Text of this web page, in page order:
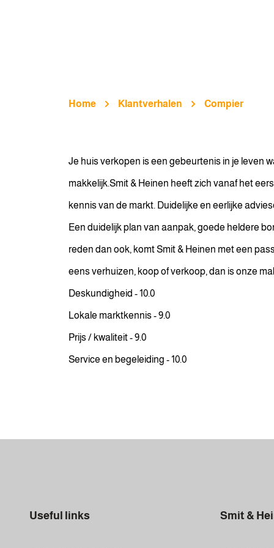
Home Klantverhalen Compier
Je huis verkopen is een gebeurtenis in je leven
makkelijk.Smit & Heinen heeft zich vanaf het
kennis van de markt. Duidelijke en eerlijke
Een duidelijk plan van aanpak, goede heldere
reden dan ook, komt Smit & Heinen met een
eens verhuizen, koop of verkoop, dan is onze
Deskundigheid - 10.0
Lokale marktkennis - 9.0
Prijs / kwaliteit - 9.0
Service en begeleiding - 10.0
Useful links Smit &